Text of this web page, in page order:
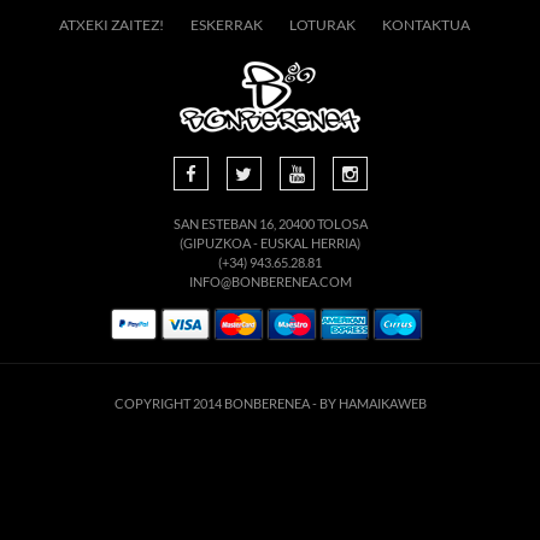
ATXEKI ZAITEZ! ESKERRAK LOTURAK KONTAKTUA
SAN ESTEBAN 16, 20400 TOLOSA
(GIPUZKOA - EUSKAL HERRIA)
(+34) 943.65.28.81
INFO@BONBERENEA.COM
COPYRIGHT 2014 BONBERENEA - BY HAMAIKAWEB